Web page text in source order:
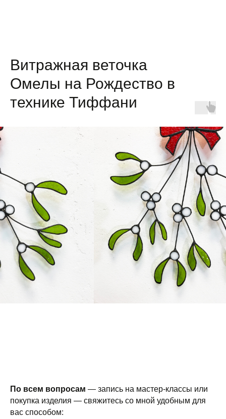
Витражная веточка
Омелы на Рождество в
технике Тиффани
По всем вопросам — запись на мастер-классы или
покупка изделия — свяжитесь со мной удобным для
вас способом: